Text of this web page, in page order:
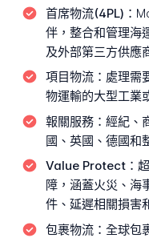
首席物流(4PL)：
伴，整合和管理海
及外部第三方供應
項目物流： 處理需
物運輸的大型工業
報關服務： 經紀、
國、英國、德國和
Value Protect：
障，涵蓋火災、海
件、延遲相關損害
包裹物流： 全球包